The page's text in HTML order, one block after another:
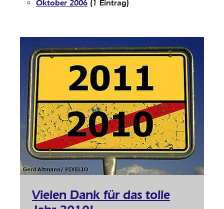
Oktober 2006 (1 Eintrag)
Vielen Dank für das tolle